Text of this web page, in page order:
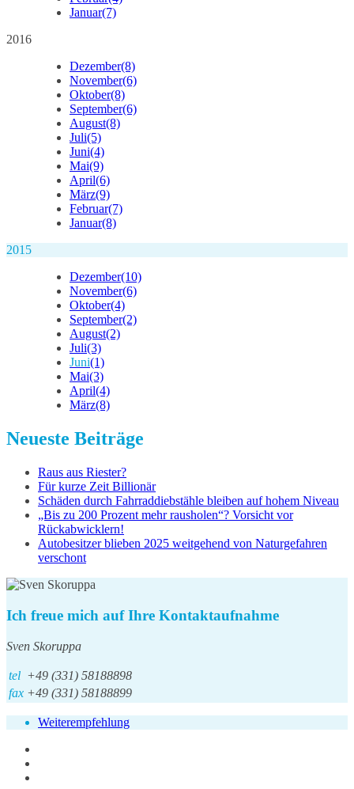
Januar(7)
2016
Dezember(8)
November(6)
Oktober(8)
September(6)
August(8)
Juli(5)
Juni(4)
Mai(9)
April(6)
März(9)
Februar(7)
Januar(8)
2015
Dezember(10)
November(6)
Oktober(4)
September(2)
August(2)
Juli(3)
Juni(1)
Mai(3)
April(4)
März(8)
Neueste Beiträge
Raus aus Riester?
Für kurze Zeit Billionär
Schäden durch Fahrraddiebstähle bleiben auf hohem Niveau
„Bis zu 200 Prozent mehr rausholen“? Vorsicht vor
Rückabwicklern!
Autobesitzer blieben 2025 weitgehend von Naturgefahren
verschont
Ich freue mich auf Ihre Kontaktaufnahme
Sven Skoruppa
tel +49 (331) 58188898
fax +49 (331) 58188899
Weiterempfehlung